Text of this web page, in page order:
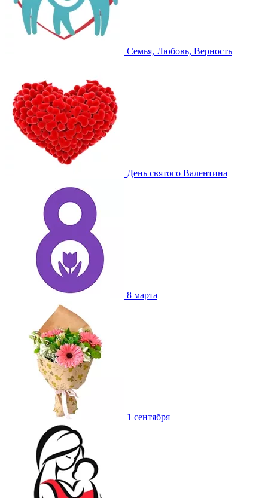
Семья, Любовь, Верность
День святого Валентина
8 марта
1 сентября